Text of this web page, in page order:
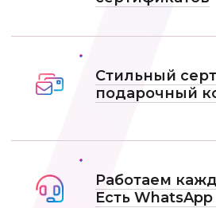
Стильный
подарочный
Работаем
Есть